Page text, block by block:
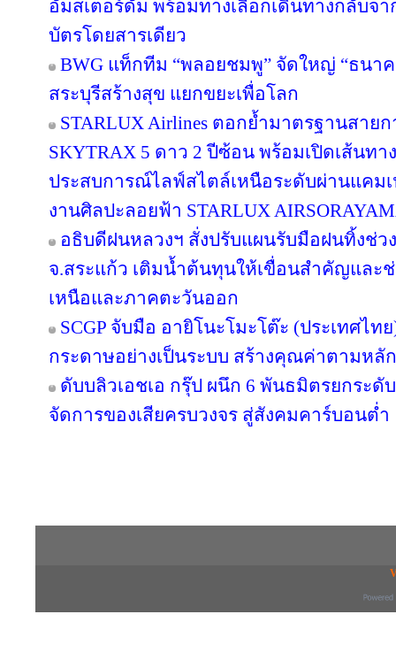
อัมสเตอร์ดัม พร้อมทางเลือกเดินทางกลับจา
บัตรโดยสารเดียว
BWG แท็กทีม “พลอยชมพู” จัดใหญ่ “ธนา
สระบุรีสร้างสุข แยกขยะเพื่อโลก
STARLUX Airlines ตอกย้ำมาตรฐานสาย
SKYTRAX 5 ดาว 2 ปีซ้อน พร้อมเปิดเส้นทา
ประสบการณ์ไลฟ์สไตล์เหนือระดับผ่านแคมเ
งานศิลปะลอยฟ้า STARLUX
อธิบดีฝนหลวงฯ สั่งปรับแผนรับมือฝนทิ้งช่ว
จ.สระแก้ว เติมน้ำต้นทุนให้เขื่อนสำคัญและ
เหนือและภาคตะวันออก
SCGP จับมือ อายิโนะโมะโต๊ะ (ประเทศไท
กระดาษอย่างเป็นระบบ สร้างคุณค่าตามหลั
ดับบลิวเอชเอ กรุ๊ป ผนึก 6 พันธมิตรยกระดับ
จัดการของเสียครบวงจร สู่สังคมคาร์บอนต่ำ